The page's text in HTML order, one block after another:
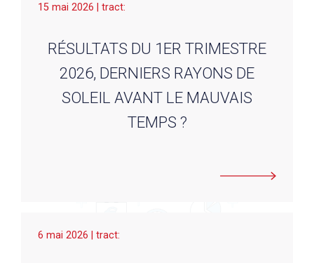
15 mai 2026 | tract:
RÉSULTATS DU 1ER TRIMESTRE
2026, DERNIERS RAYONS DE
SOLEIL AVANT LE MAUVAIS
TEMPS ?
6 mai 2026 | tract: